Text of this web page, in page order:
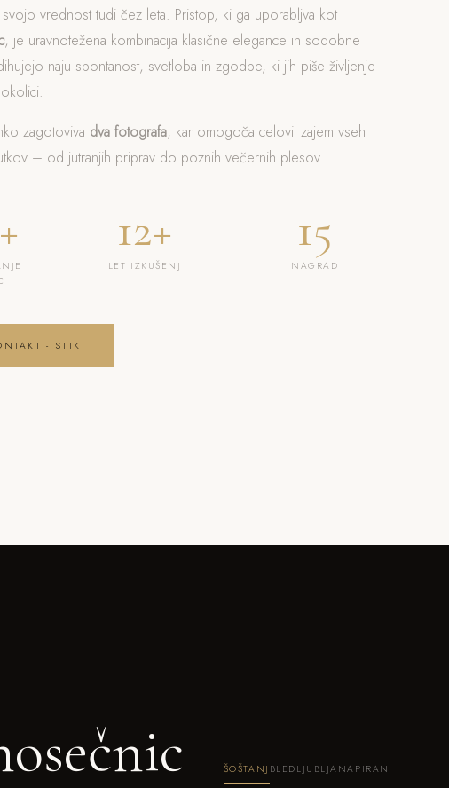
vrednost tudi čez leta. Pristop, ki ga uporabljva kot
, je uravnotežena kombinacija klasične elegance in sodobne
naju spontanost, svetloba in zgodbe, ki jih piše življenje
zagotoviva dva fotografa, kar omogoča celovit zajem vseh
– od jutranjih priprav do poznih večernih plesov.
12+
LET IZKUŠENJ
15
NAGRAD
- STIK
ŠOŠTANJ BLED LJUBLJANA PIRAN